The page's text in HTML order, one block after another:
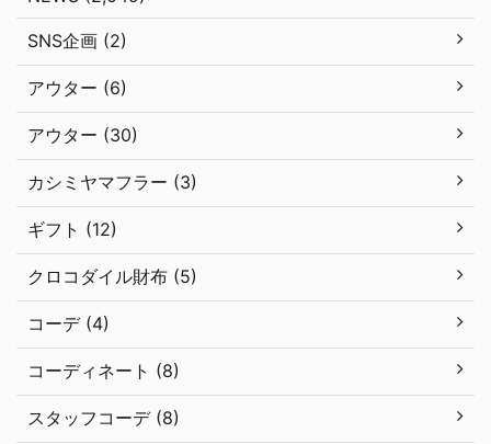
SNS企画 (2)
アウター (6)
アウター (30)
カシミヤマフラー (3)
ギフト (12)
クロコダイル財布 (5)
コーデ (4)
コーディネート (8)
スタッフコーデ (8)